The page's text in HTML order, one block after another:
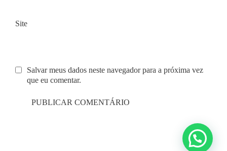
Site
Salvar meus dados neste navegador para a próxima vez
que eu comentar.